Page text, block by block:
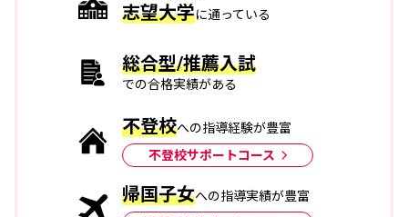
志望大学に通っている
総合型/推薦入試
での合格実績がある
不登校への指導経験が豊富
不登校サポートコース
帰国子女への指導実績が豊富